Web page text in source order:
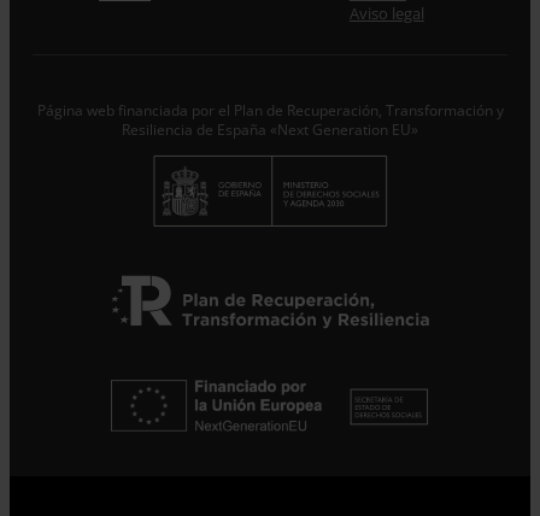
Desde ENTRECULTURAS FE Y ALEGRÍA ESPAÑA
Suscribirme
Aviso legal
Página web financiada por el Plan de Recuperación, Transformación y
Resiliencia de España «Next Generation EU»